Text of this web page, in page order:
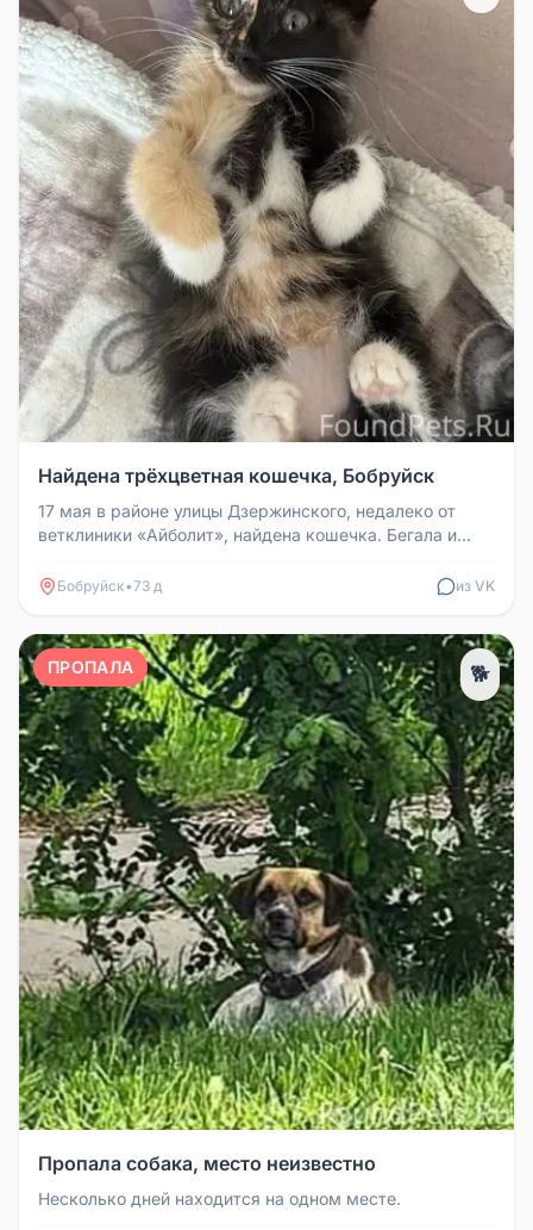
Найдена трёхцветная кошечка, Бобруйск
17 мая в районе улицы Дзержинского, недалеко от
ветклиники «Айболит», найдена кошечка. Бегала и
Бобруйск•73 д из VK
ПРОПАЛА 🐕
Пропала собака, место неизвестно
Несколько дней находится на одном месте.